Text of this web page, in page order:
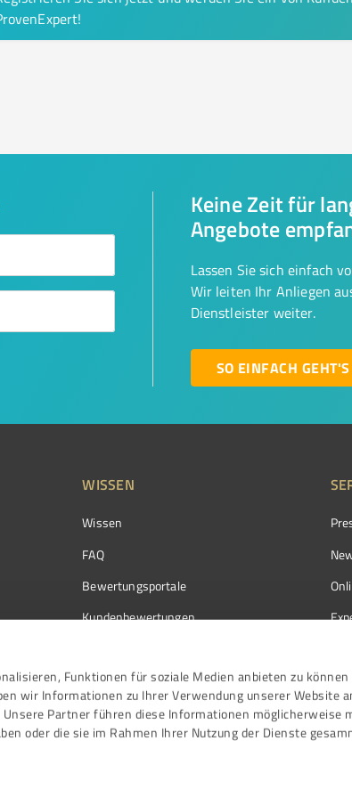
Funktionen für soziale Medien anbieten zu können
wir Informationen zu Ihrer Verwendung unserer Website
Partner führen diese Informationen möglicherweise
oder die sie im Rahmen Ihrer Nutzung der Dienste
Keine Zeit für
Angebote
Lassen Sie sich einfach
Wir leiten Ihr Anliegen
Dienstleister weiter.
SO EINFACH GEHT'S
WISSEN
Wissen
FAQ
Bewertungsportale
Kundenbewertungen
Bewertungs­richtlinien
Events